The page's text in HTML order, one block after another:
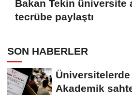
Bakan Tekin üniversite
tecrübe paylaştı
SON HABERLER
Akademik